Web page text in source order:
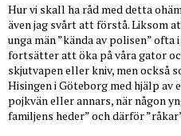
Hur vi skall ha råd med detta
även jag svårt att förstå. Liksom
unga män ”kända av polisen”
fortsätter att öka på våra gator
skjutvapen eller kniv, men också
Hisingen i Göteborg med hjälp av
pojkvän eller annars, när någon
familjens heder” och därför